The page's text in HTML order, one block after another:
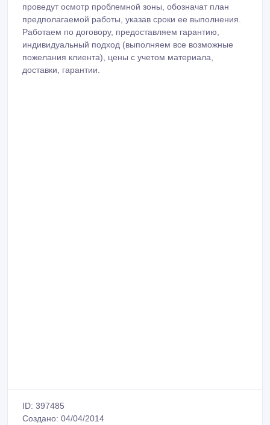
проведут осмотр проблемной зоны, обозначат план
предполагаемой работы, указав сроки ее выполнения.
Работаем по договору, предоставляем гарантию,
индивидуальный подход (выполняем все возможные
пожелания клиента), цены с учетом материала,
доставки, гарантии.
ID: 397485
Создано: 04/04/2014